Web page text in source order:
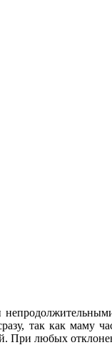
так как маму
любых